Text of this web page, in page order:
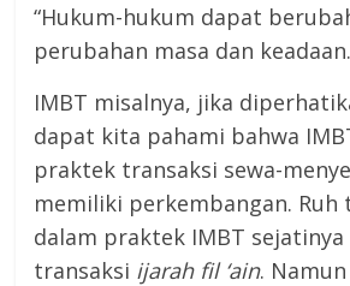
“Hukum-hukum dapat
perubahan masa dan
IMBT misalnya, jika
dapat kita pahami bahwa
praktek transaksi sewa-
memiliki perkembangan. Ruh
dalam praktek IMBT sejatinya
transaksi ijarah fil ‘ain.